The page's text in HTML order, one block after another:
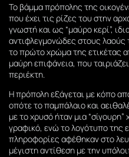
To βάμμα πρόπολης της
που έχει τις ρίζες του στην
γνωστή και ως “μαύρο κερί”,
αντιφλεγμονώδες στους
το πρώτο χρώμα της ετικέτας
μαύρη επιφάνεια, που
περιέκτη.
Η πρόπολη εξάγεται με κόπο
οπότε το παμπάλαιο και
με το χρυσό ήταν μια
γραφικό, ενώ το λογότυπο της
πληροφορίες αφέθηκαν στο
μέγιστη αντίθεση με την